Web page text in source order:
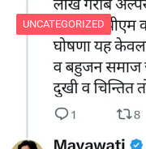
UNCATEGORIZED